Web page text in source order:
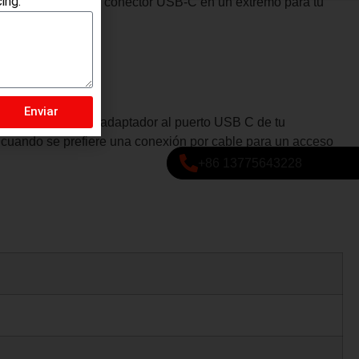
que conectar el adaptador al puerto USB C de tu
se prefiere una conexión por cable para un acceso
Enviar